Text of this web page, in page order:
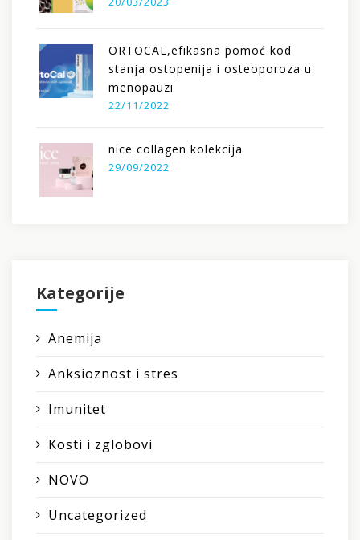
ORTOCAL,efikasna pomoć kod
stanja ostopenija i osteoporoza u
menopauzi
22/11/2022
nice collagen kolekcija
29/09/2022
Kategorije
Anemija
Anksioznost i stres
Imunitet
Kosti i zglobovi
NOVO
Uncategorized